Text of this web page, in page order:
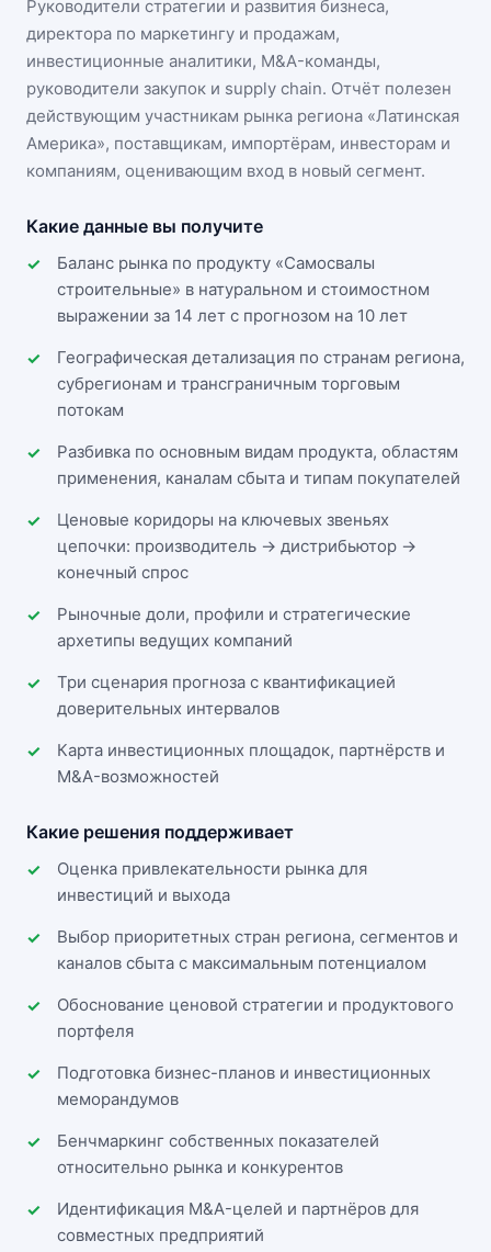
Руководители стратегии и развития бизнеса,
директора по маркетингу и продажам,
инвестиционные аналитики, M&A-команды,
руководители закупок и supply chain. Отчёт полезен
действующим участникам рынка региона «Латинская
Америка», поставщикам, импортёрам, инвесторам и
компаниям, оценивающим вход в новый сегмент.
Какие данные вы получите
Баланс рынка по продукту «Самосвалы
строительные» в натуральном и стоимостном
выражении за 14 лет с прогнозом на 10 лет
Географическая детализация по странам региона,
субрегионам и трансграничным торговым
потокам
Разбивка по основным видам продукта, областям
применения, каналам сбыта и типам покупателей
Ценовые коридоры на ключевых звеньях
цепочки: производитель → дистрибьютор →
конечный спрос
Рыночные доли, профили и стратегические
архетипы ведущих компаний
Три сценария прогноза с квантификацией
доверительных интервалов
Карта инвестиционных площадок, партнёрств и
M&A-возможностей
Какие решения поддерживает
Оценка привлекательности рынка для
инвестиций и выхода
Выбор приоритетных стран региона, сегментов и
каналов сбыта с максимальным потенциалом
Обоснование ценовой стратегии и продуктового
портфеля
Подготовка бизнес-планов и инвестиционных
меморандумов
Бенчмаркинг собственных показателей
относительно рынка и конкурентов
Идентификация M&A-целей и партнёров для
совместных предприятий